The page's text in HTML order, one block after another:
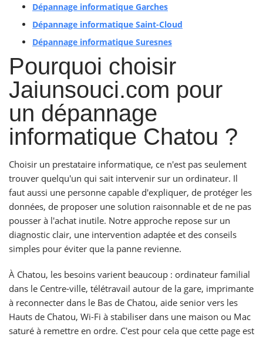
Dépannage informatique Garches
Dépannage informatique Saint-Cloud
Dépannage informatique Suresnes
Pourquoi choisir
Jaiunsouci.com pour
un dépannage
informatique Chatou ?
Choisir un prestataire informatique, ce n'est pas seulement
trouver quelqu'un qui sait intervenir sur un ordinateur. Il
faut aussi une personne capable d'expliquer, de protéger les
données, de proposer une solution raisonnable et de ne pas
pousser à l'achat inutile. Notre approche repose sur un
diagnostic clair, une intervention adaptée et des conseils
simples pour éviter que la panne revienne.
À Chatou, les besoins varient beaucoup : ordinateur familial
dans le Centre-ville, télétravail autour de la gare, imprimante
à reconnecter dans le Bas de Chatou, aide senior vers les
Hauts de Chatou, Wi-Fi à stabiliser dans une maison ou Mac
saturé à remettre en ordre. C'est pour cela que cette page est